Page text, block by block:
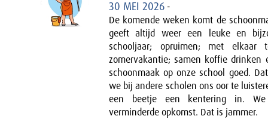
30 MEI 2026-
De komende weken komt de
geeft altijd weer een leuke en
schooljaar; opruimen; met elkaar
zomervakantie; samen koffie drinken
schoonmaak op onze school goed.
we bij andere scholen ons oor te
een beetje een kentering in.
verminderde opkomst. Dat is jammer.